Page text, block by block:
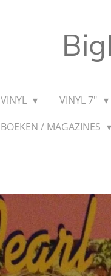
VINYL VINYL 7"
BOEKEN / MAGAZINES